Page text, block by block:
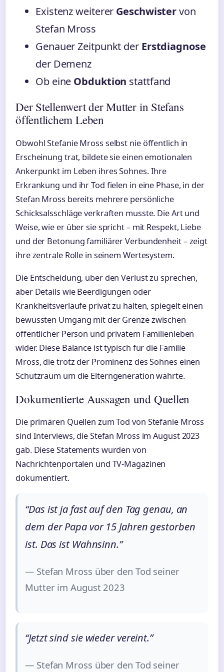
Existenz weiterer Geschwistervon
Stefan Mross
Genauer Zeitpunkt der Erstdiagnose
der Demenz
Ob eine Obduktion stattfand
Der Stellenwert der Mutter in Stefans
öffentlichem Leben
Obwohl Stefanie Mross selbst nie öffentlich in
Erscheinung trat, bildete sie einen emotionalen
Ankerpunkt im Leben ihres Sohnes. Ihre
Erkrankung und ihr Tod fielen in eine Phase, in der
Stefan Mross bereits mehrere persönliche
Schicksalsschläge verkraften musste. Die Art und
Weise, wie er über sie spricht – mit Respekt, Liebe
und der Betonung familiärer Verbundenheit – zeigt
ihre zentrale Rolle in seinem Wertesystem.
Die Entscheidung, über den Verlust zu sprechen,
aber Details wie Beerdigungen oder
Krankheitsverläufe privat zu halten, spiegelt einen
bewussten Umgang mit der Grenze zwischen
öffentlicher Person und privatem Familienleben
wider. Diese Balance ist typisch für die Familie
Mross, die trotz der Prominenz des Sohnes einen
Schutzraum um die Elterngeneration wahrte.
Dokumentierte Aussagen und Quellen
Die primären Quellen zum Tod von Stefanie Mross
sind Interviews, die Stefan Mross im August 2023
gab. Diese Statements wurden von
Nachrichtenportalen und TV-Magazinen
dokumentiert.
“Das ist ja fast auf den Tag genau, an
dem der Papa vor 15 Jahren gestorben
ist. Das ist Wahnsinn.”
— Stefan Mross über den Tod seiner
Mutter im August 2023
“Jetzt sind sie wieder vereint.”
— Stefan Mross über den Tod seiner